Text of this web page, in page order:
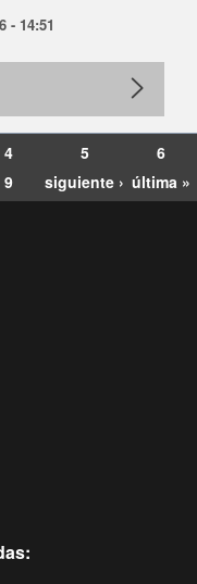
- 14:51
4 5
6
9 siguiente › última »